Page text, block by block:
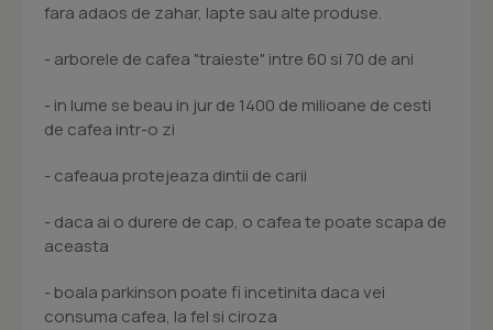
fara adaos de zahar, lapte sau alte produse.
- arborele de cafea "traieste" intre 60 si 70 de ani
- in lume se beau in jur de 1400 de milioane de cesti
de cafea intr-o zi
- cafeaua protejeaza dintii de carii
- daca ai o durere de cap, o cafea te poate scapa de
aceasta
- boala parkinson poate fi incetinita daca vei
consuma cafea, la fel si ciroza